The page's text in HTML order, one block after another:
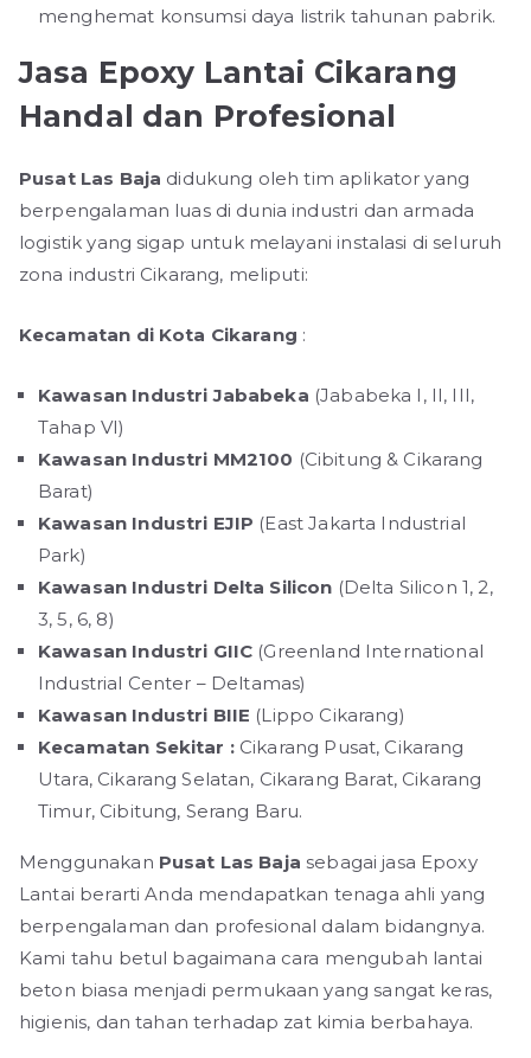
menghemat konsumsi daya listrik tahunan pabrik.
Jasa Epoxy Lantai Cikarang
Handal dan Profesional
Pusat Las Baja didukung oleh tim aplikator yang
berpengalaman luas di dunia industri dan armada
logistik yang sigap untuk melayani instalasi di seluruh
zona industri Cikarang, meliputi:
Kecamatan di Kota Cikarang :
Kawasan Industri Jababeka (Jababeka I, II, III,
Tahap VI)
Kawasan Industri MM2100 (Cibitung & Cikarang
Barat)
Kawasan Industri EJIP (East Jakarta Industrial
Park)
Kawasan Industri Delta Silicon (Delta Silicon 1, 2,
3, 5, 6, 8)
Kawasan Industri GIIC (Greenland International
Industrial Center – Deltamas)
Kawasan Industri BIIE (Lippo Cikarang)
Kecamatan Sekitar :Cikarang Pusat, Cikarang
Utara, Cikarang Selatan, Cikarang Barat, Cikarang
Timur, Cibitung, Serang Baru.
Menggunakan Pusat Las Baja sebagai jasa Epoxy
Lantai berarti Anda mendapatkan tenaga ahli yang
berpengalaman dan profesional dalam bidangnya.
Kami tahu betul bagaimana cara mengubah lantai
beton biasa menjadi permukaan yang sangat keras,
higienis, dan tahan terhadap zat kimia berbahaya.